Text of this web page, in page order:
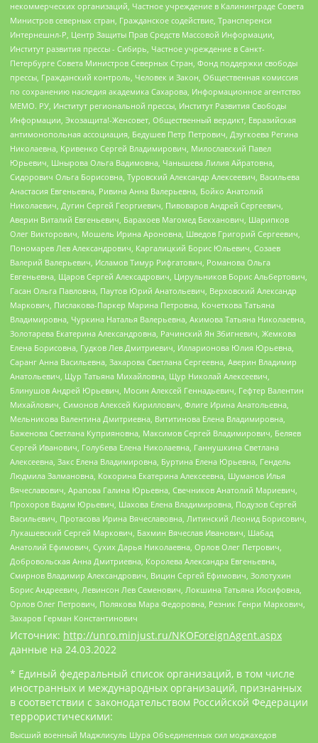
некоммерческих организаций, Частное учреждение в Калининграде Совета
Министров северных стран, Гражданское содействие, Трансперенси
Интернешнл-Р, Центр Защиты Прав Средств Массовой Информации,
Институт развития прессы - Сибирь, Частное учреждение в Санкт-
Петербурге Совета Министров Северных Стран, Фонд поддержки свободы
прессы, Гражданский контроль, Человек и Закон, Общественная комиссия
по сохранению наследия академика Сахарова, Информационное агентство
МЕМО. РУ, Институт региональной прессы, Институт Развития Свободы
Информации, Экозащита!-Женсовет, Общественный вердикт, Евразийская
антимонопольная ассоциация, Бедушев Петр Петрович, Дзугкоева Регина
Николаевна, Кривенко Сергей Владимирович, Милославский Павел
Юрьевич, Шнырова Ольга Вадимовна, Чанышева Лилия Айратовна,
Сидорович Ольга Борисовна, Туровский Александр Алексеевич, Васильева
Анастасия Евгеньевна, Ривина Анна Валерьевна, Бойко Анатолий
Николаевич, Дугин Сергей Георгиевич, Пивоваров Андрей Сергеевич,
Аверин Виталий Евгеньевич, Барахоев Магомед Бекханович, Шарипков
Олег Викторович, Мошель Ирина Ароновна, Шведов Григорий Сергеевич,
Пономарев Лев Александрович, Каргалицкий Борис Юльевич, Созаев
Валерий Валерьевич, Исламов Тимур Рифгатович, Романова Ольга
Евгеньевна, Щаров Сергей Алексадрович, Цирульников Борис Альбертович,
Гасан Ольга Павловна, Паутов Юрий Анатольевич, Верховский Александр
Маркович, Пислакова-Паркер Марина Петровна, Кочеткова Татьяна
Владимировна, Чуркина Наталья Валерьевна, Акимова Татьяна Николаевна,
Золотарева Екатерина Александровна, Рачинский Ян Збигневич, Жемкова
Елена Борисовна, Гудков Лев Дмитриевич, Илларионова Юлия Юрьевна,
Саранг Анна Васильевна, Захарова Светлана Сергеевна, Аверин Владимир
Анатольевич, Щур Татьяна Михайловна, Щур Николай Алексеевич,
Блинушов Андрей Юрьевич, Мосин Алексей Геннадьевич, Гефтер Валентин
Михайлович, Симонов Алексей Кириллович, Флиге Ирина Анатольевна,
Мельникова Валентина Дмитриевна, Вититинова Елена Владимировна,
Баженова Светлана Куприяновна, Максимов Сергей Владимирович, Беляев
Сергей Иванович, Голубева Елена Николаевна, Ганнушкина Светлана
Алексеевна, Закс Елена Владимировна, Буртина Елена Юрьевна, Гендель
Людмила Залмановна, Кокорина Екатерина Алексеевна, Шуманов Илья
Вячеславович, Арапова Галина Юрьевна, Свечников Анатолий Мариевич,
Прохоров Вадим Юрьевич, Шахова Елена Владимировна, Подузов Сергей
Васильевич, Протасова Ирина Вячеславовна, Литинский Леонид Борисович,
Лукашевский Сергей Маркович, Бахмин Вячеслав Иванович, Шабад
Анатолий Ефимович, Сухих Дарья Николаевна, Орлов Олег Петрович,
Добровольская Анна Дмитриевна, Королева Александра Евгеньевна,
Смирнов Владимир Александрович, Вицин Сергей Ефимович, Золотухин
Борис Андреевич, Левинсон Лев Семенович, Локшина Татьяна Иосифовна,
Орлов Олег Петрович, Полякова Мара Федоровна, Резник Генри Маркович,
Захаров Герман Константинович
Источник: http://unro.minjust.ru/NKOForeignAgent.aspx
данные на 24.03.2022
* Единый федеральный список организаций, в том числе
иностранных и международных организаций, признанных
в соответствии с законодательством Российской Федерации
террористическими:
Высший военный Маджлисуль Шура Объединенных сил моджахедов